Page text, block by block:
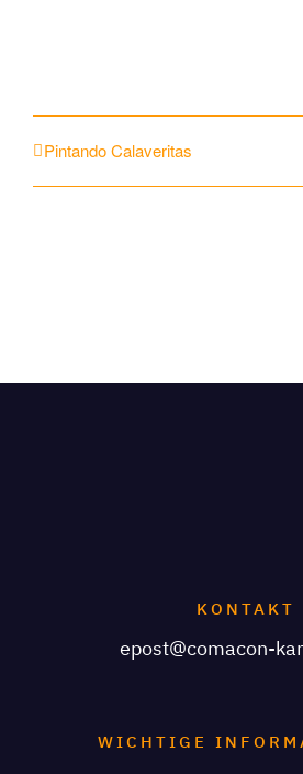
Pintando Calaveritas
KONTAKT
epost@comacon-
WICHTIGE